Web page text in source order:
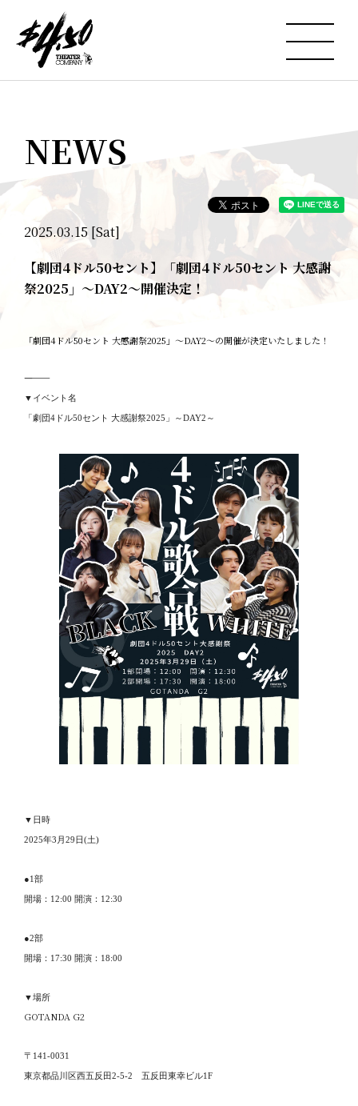
NEWS
2025.03.15 [Sat]
【劇団4ドル50セント】「劇団4ドル50セント 大感謝
祭2025」～DAY2～開催決定！
「劇団4ドル50セント 大感謝祭2025」～DAY2～の開催が決定いたしました！
―――――――
▼イベント名
「劇団4ドル50セント 大感謝祭2025」～DAY2～
▼日時
2025年3月29日(土)
●1部
開場：12:00 開演：12:30
●2部
開場：17:30 開演：18:00
▼場所
GOTANDA G2
〒141-0031
東京都品川区西五反田2-5-2 五反田東幸ビル1F